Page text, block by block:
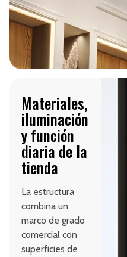
Materiales,
iluminación
y función
diaria de la
tienda
La estructura
combina un
marco de grado
comercial con
superficies de